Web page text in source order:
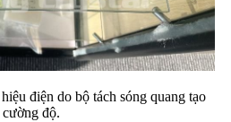
điện do bộ tách sóng quang tạo
độ.